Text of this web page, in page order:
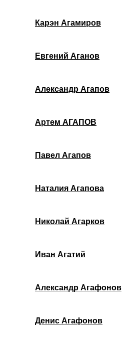
Карэн Агамиров
Евгений Аганов
Александр Агапов
Артем АГАПОВ
Павел Агапов
Наталия Агапова
Николай Агарков
Иван Агатий
Александр Агафонов
Денис Агафонов